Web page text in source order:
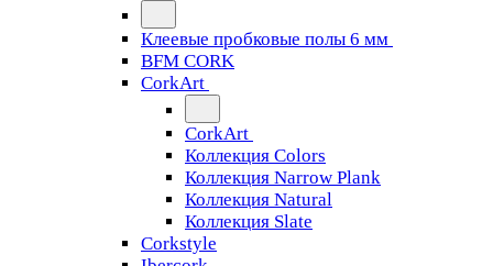
Клеевые пробковые полы 6 мм
BFM CORK
CorkArt
CorkArt
Коллекция Colors
Коллекция Narrow Plank
Коллекция Natural
Коллекция Slate
Corkstyle